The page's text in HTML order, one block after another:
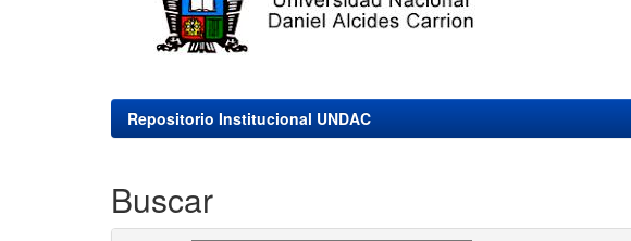
Repositorio Institucional UNDAC
Buscar